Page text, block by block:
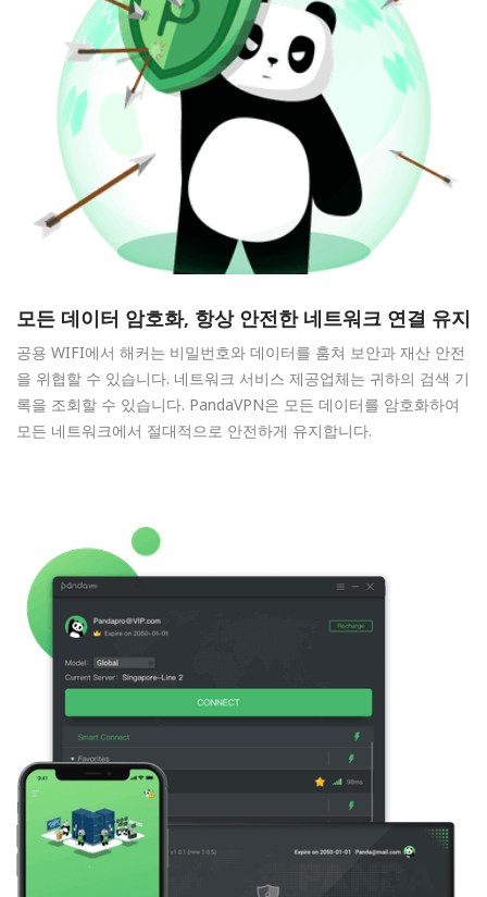
모든 데이터 암호화, 항상 안전한 네트워크 연결 유지
공용 WIFI에서 해커는 비밀번호와 데이터를 훔쳐 보안과 재산 안전
을 위협할 수 있습니다. 네트워크 서비스 제공업체는 귀하의 검색 기
록을 조회할 수 있습니다. PandaVPN은 모든 데이터를 암호화하여
모든 네트워크에서 절대적으로 안전하게 유지합니다.